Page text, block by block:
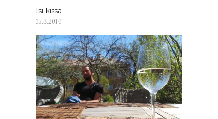
Isi-kissa
15.3.2014